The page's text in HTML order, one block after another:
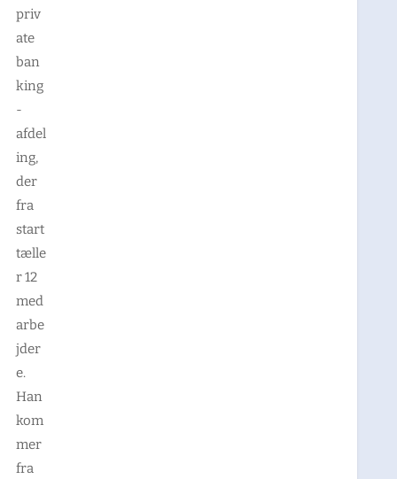
priv
ate
ban
king
-
afdel
ing,
der
fra
start
tælle
r 12
med
arbe
jder
e.
Han
kom
mer
fra